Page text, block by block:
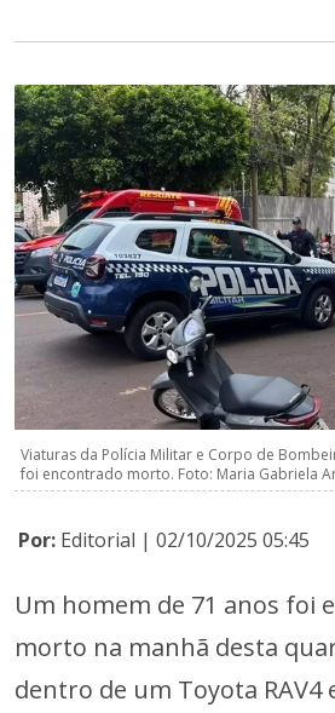
Viaturas da Polícia Militar e Corpo de
foi encontrado morto. Foto: Maria Gabriela
Por: Editorial | 02/10/2025 05:45
Um homem de 71 anos foi
morto na manhã desta
dentro de um Toyota RAV4